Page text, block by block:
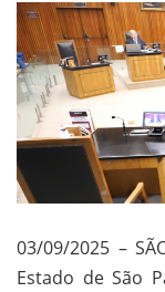
03/09/2025 –
Estado de São